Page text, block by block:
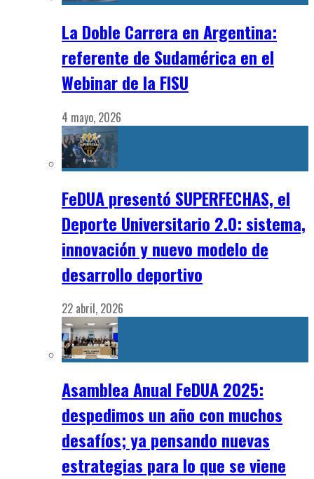
La Doble Carrera en Argentina:
referente de Sudamérica en el
Webinar de la FISU
4 mayo, 2026
FeDUA presentó SUPERFECHAS, el
Deporte Universitario 2.0: sistema,
innovación y nuevo modelo de
desarrollo deportivo
22 abril, 2026
Asamblea Anual FeDUA 2025:
despedimos un año con muchos
desafíos; ya pensando nuevas
estrategias para lo que se viene